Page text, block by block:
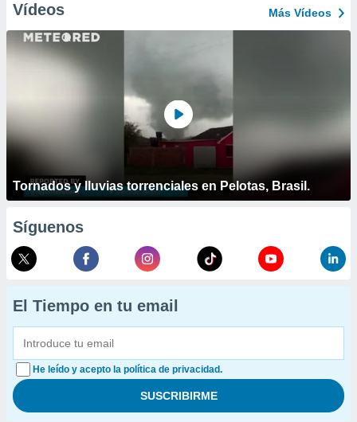
Vídeos Más Vídeos
Tornados y lluvias torrenciales en Pelotas, Brasil.
Síguenos
El Tiempo en tu email
He leído y acepto la política de privacidad.